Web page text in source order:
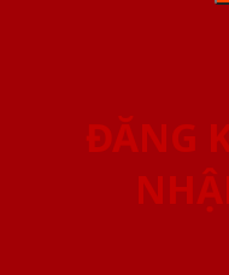
ĐĂNG